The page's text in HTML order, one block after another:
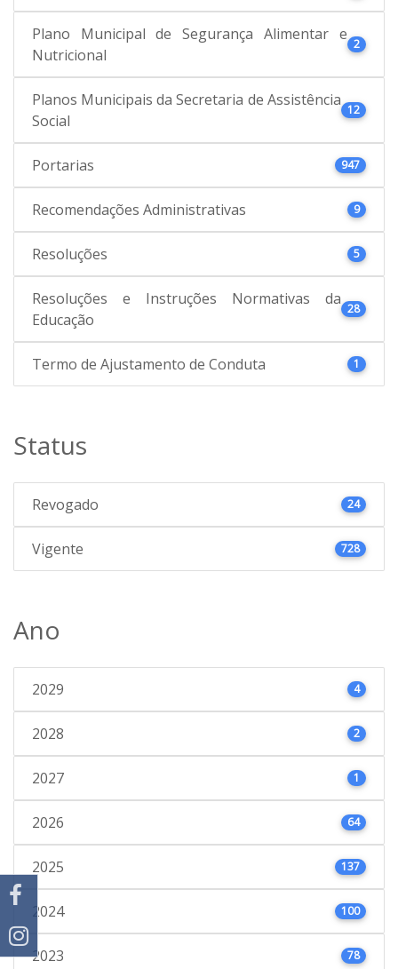
Plano Municipal de Segurança Alimentar e
Nutricional
2
Planos Municipais da Secretaria de Assistência
Social
12
Portarias 947
Recomendações Administrativas 9
Resoluções 5
Resoluções e Instruções Normativas da
Educação
28
Termo de Ajustamento de Conduta 1
Status
Revogado 24
Vigente 728
Ano
2029 4
2028 2
2027 1
2026 64
2025 137
2024 100
2023 78